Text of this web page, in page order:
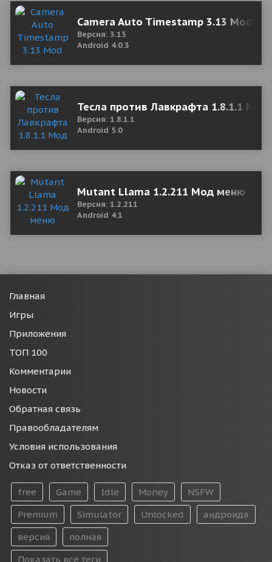
Camera Auto Timestamp 3.13 Mod
Версия: 3.13
Android 4.0.3
Тесла против Лавкрафта 1.8.1.1
Версия: 1.8.1.1
Android 5.0
Mutant Llama 1.2.211 Мод меню
Версия: 1.2.211
Android 4.1
Главная
Игры
Приложения
ТОП 100
Комментарии
Новости
Обратная связь
Правообладателям
Условия использования
Отказ от ответственности
free Game Idle Money
NSFW
Premium
Simulator Unlocked
андроида
версия
полная
Показать все теги